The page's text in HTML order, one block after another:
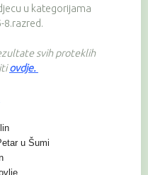
u kategorijama
8.razred.
svih proteklih
ovdje.
u Šumi